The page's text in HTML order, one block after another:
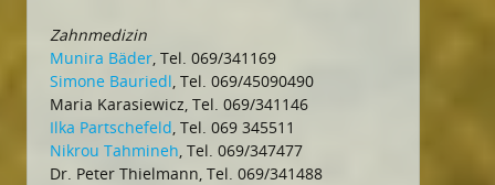
Zahnmedizin
Munira Bäder , Tel. 069/341169
Simone Bauriedl , Tel. 069/45090490
Maria Karasiewicz, Tel. 069/341146
Ilka Partschefeld , Tel. 069 345511
Nikrou Tahmineh , Tel. 069/347477
Dr. Peter Thielmann, Tel. 069/341488